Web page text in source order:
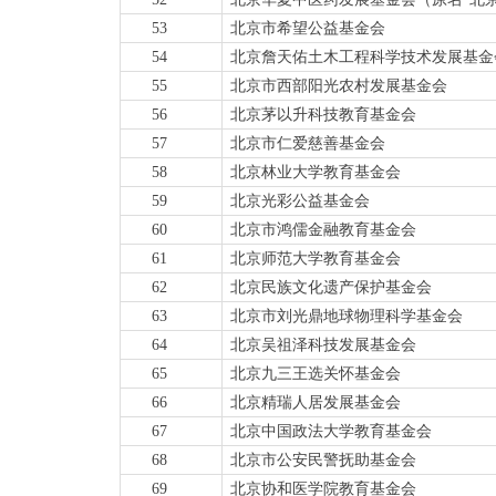
53
北京市希望公益基金会
54
北京詹天佑土木工程科学技术发展基
55
北京市西部阳光农村发展基金会
56
北京茅以升科技教育基金会
57
北京市仁爱慈善基金会
58
北京林业大学教育基金会
59
北京光彩公益基金会
60
北京市鸿儒金融教育基金会
61
北京师范大学教育基金会
62
北京民族文化遗产保护基金会
63
北京市刘光鼎地球物理科学基金会
64
北京吴祖泽科技发展基金会
65
北京九三王选关怀基金会
66
北京精瑞人居发展基金会
67
北京中国政法大学教育基金会
68
北京市公安民警抚助基金会
69
北京协和医学院教育基金会